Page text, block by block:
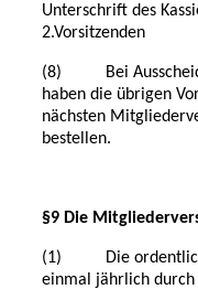
Unterschrift des
2.Vorsitzenden
(8) Bei
haben die übrigen
nächsten
bestellen.
§9 Die
(1) Die
einmal jährlich durch